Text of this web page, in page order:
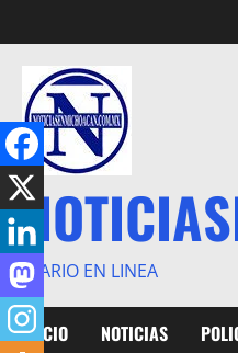
al
contenido
DIARIO EN LINEA
INICIO NOTICIAS